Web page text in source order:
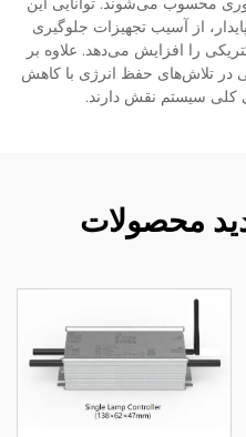
از آسیب تجهیزات جلوگیری
را افزایش می‌دهد. علاوه بر
در تلاش‌های حفظ انرژی با کاهش
کلی سیستم نقش دارند.
محصولات